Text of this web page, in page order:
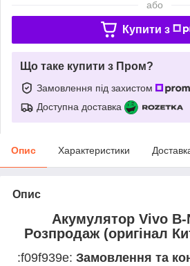
або
Купити з
Що таке купити з Пром?
Замовлення під захистом
Доступна доставка
Опис Характеристики
Опис
Акумулятор Vivo B-
Розпродаж (оригінал
:f09f939e: Замовлення та